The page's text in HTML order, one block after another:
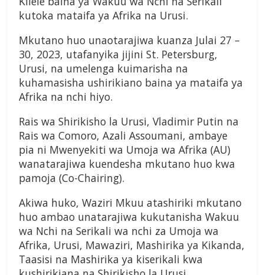
kutoka mataifa ya Afrika na Urusi.
Mkutano huo unaotarajiwa kuanza Julai 27 –
30, 2023, utafanyika jijini St. Petersburg,
Urusi, na umelenga kuimarisha na
kuhamasisha ushirikiano baina ya mataifa ya
Afrika na nchi hiyo.
Rais wa Shirikisho la Urusi, Vladimir Putin na
Rais wa Comoro, Azali Assoumani, ambaye
pia ni Mwenyekiti wa Umoja wa Afrika (AU)
wanatarajiwa kuendesha mkutano huo kwa
pamoja (Co-Chairing).
Akiwa huko, Waziri Mkuu atashiriki mkutano
huo ambao unatarajiwa kukutanisha Wakuu
wa Nchi na Serikali wa nchi za Umoja wa
Afrika, Urusi, Mawaziri, Mashirika ya Kikanda,
Taasisi na Mashirika ya kiserikali kwa